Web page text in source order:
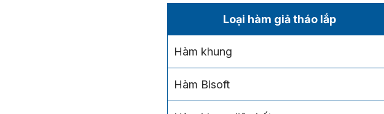
Loại hàm giả tháo lắp
Hàm khung
Hàm Bisoft